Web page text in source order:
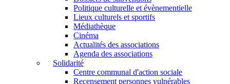
Politique culturelle et évènementielle
Lieux culturels et sportifs
Médiathèque
Cinéma
Actualités des associations
Agenda des associations
Solidarité
Centre communal d'action sociale
Recensement personnes vulnérables